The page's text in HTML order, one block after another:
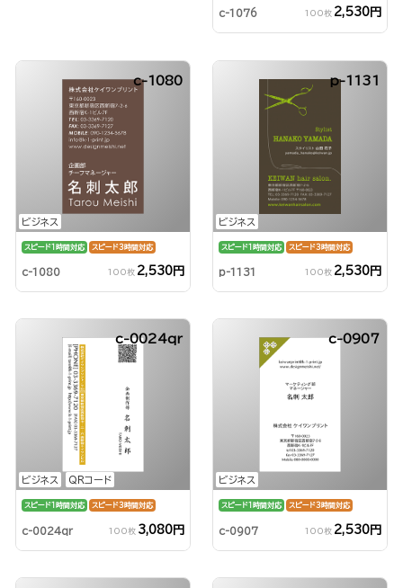
c-1076 100枚 2,530円
ビジネス
c-1080
スピード1時間対応 スピード3時間対応
c-1080 100枚 2,530円
ビジネス
p-1131
スピード1時間対応 スピード3時間対応
p-1131 100枚 2,530円
ビジネス QRコード
c-0024qr
スピード1時間対応 スピード3時間対応
c-0024qr 100枚 3,080円
ビジネス
c-0907
スピード1時間対応 スピード3時間対応
c-0907 100枚 2,530円